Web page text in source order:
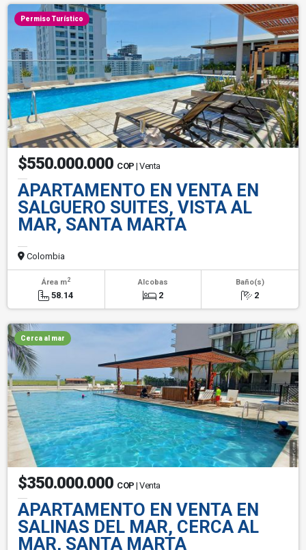
Permiso Turístico
$550.000.000 COP | Venta
APARTAMENTO EN VENTA EN
SALGUERO SUITES, VISTA AL
MAR, SANTA MARTA
Colombia
Área m2
58.14
Alcobas
2
Baño(s)
2
Cerca al mar
$350.000.000 COP | Venta
APARTAMENTO EN VENTA EN
SALINAS DEL MAR, CERCA AL
MAR, SANTA MARTA